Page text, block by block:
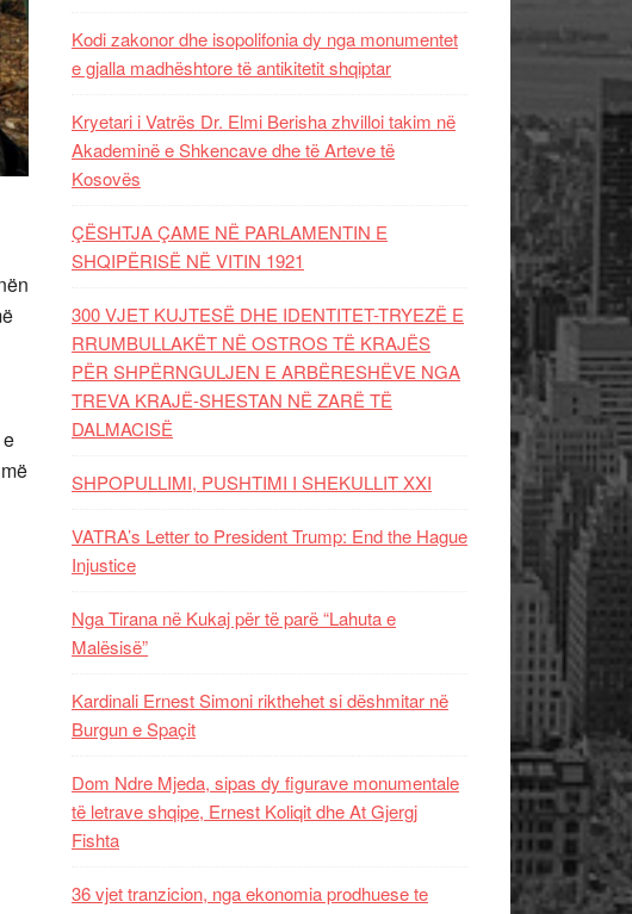
Kodi zakonor dhe isopolifonia dy nga monumentet
e gjalla madhështore të antikitetit shqiptar
Kryetari i Vatrës Dr. Elmi Berisha zhvilloi takim në
Akademinë e Shkencave dhe të Arteve të
Kosovës
ÇËSHTJA ÇAME NË PARLAMENTIN E
SHQIPËRISË NË VITIN 1921
300 VJET KUJTESË DHE IDENTITET-TRYEZË E
RRUMBULLAKËT NË OSTROS TË KRAJËS
PËR SHPËRNGULJEN E ARBËRESHËVE NGA
TREVA KRAJË-SHESTAN NË ZARË TË
DALMACISË
SHPOPULLIMI, PUSHTIMI I SHEKULLIT XXI
VATRA’s Letter to President Trump: End the Hague
Injustice
Nga Tirana në Kukaj për të parë “Lahuta e
Malësisë”
Kardinali Ernest Simoni rikthehet si dëshmitar në
Burgun e Spaçit
Dom Ndre Mjeda, sipas dy figurave monumentale
të letrave shqipe, Ernest Koliqit dhe At Gjergj
Fishta
36 vjet tranzicion, nga ekonomia prodhuese te